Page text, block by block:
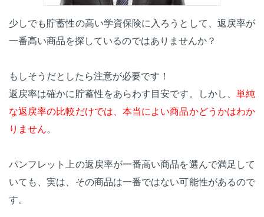
少しでも貯蓄性の高い学資保険に入ろうとして、返戻率が
一番高い商品を探しているのではありませんか？
もしそうだとしたら注意が必要です！
返戻率は確かに貯蓄性をあらわす目安です。しかし、 単純
な返戻率の比較だけでは、本当によい商品かどうかはわか
りません。
パンフレット上の返戻率が一番高い商品を選んで満足して
いても、実は、その商品は一番ではない可能性があるので
す。